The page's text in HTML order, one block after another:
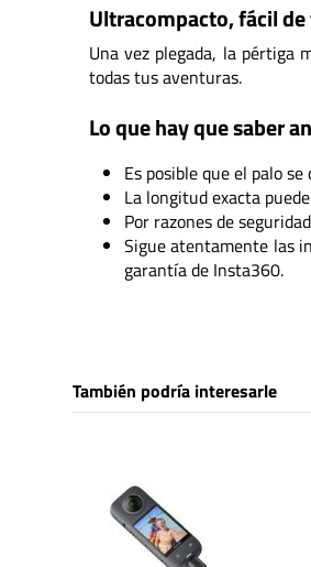
Ultracompacto, fácil
Una vez plegada, la pértiga
todas tus aventuras.
Lo que hay que saber
Es posible que el palo
La longitud exacta
Por razones de
Sigue atentamente las
garantía de Insta360.
También podría interesarle